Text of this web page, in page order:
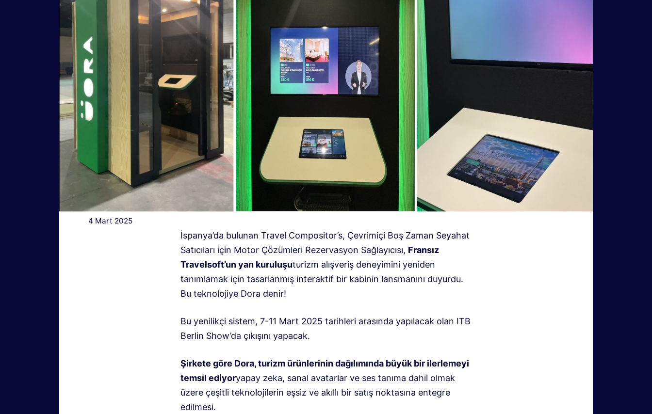
4 Mart 2025
İspanya’da bulunan Travel Compositor’s, Çevrimiçi Boş Zaman Seyahat
Satıcıları için Motor Çözümleri Rezervasyon Sağlayıcısı, Fransız
Travelsoft’un yan kuruluşuturizm alışveriş deneyimini yeniden
tanımlamak için tasarlanmış interaktif bir kabinin lansmanını duyurdu.
Bu teknolojiye Dora denir!
Bu yenilikçi sistem, 7-11 Mart 2025 tarihleri ​​arasında yapılacak olan ITB
Berlin Show’da çıkışını yapacak.
Şirkete göre Dora, turizm ürünlerinin dağılımında büyük bir ilerlemeyi
temsil ediyoryapay zeka, sanal avatarlar ve ses tanıma dahil olmak
üzere çeşitli teknolojilerin eşsiz ve akıllı bir satış noktasına entegre
edilmesi.